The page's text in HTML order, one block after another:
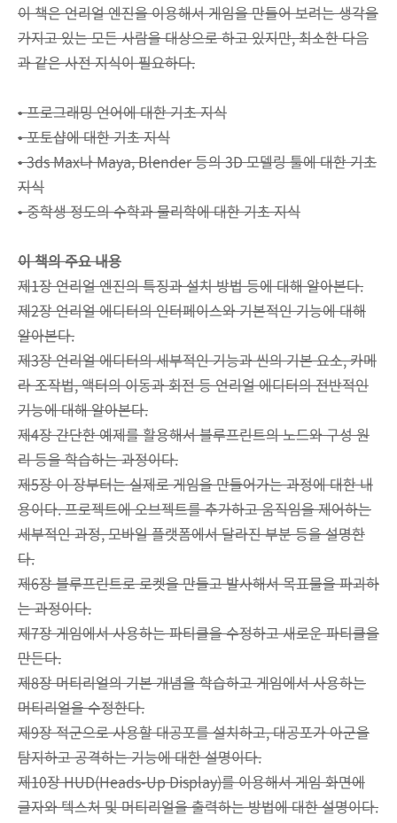
이 책은 언리얼 엔진을 이용해서 게임을 만들어 보려는 생각을
가지고 있는 모든 사람을 대상으로 하고 있지만, 최소한 다음
과 같은 사전 지식이 필요하다.
• 프로그래밍 언어에 대한 기초 지식
• 포토샵에 대한 기초 지식
• 3ds Max나 Maya, Blender 등의 3D 모델링 툴에 대한 기초
지식
• 중학생 정도의 수학과 물리학에 대한 기초 지식
이 책의 주요 내용
제1장 언리얼 엔진의 특징과 설치 방법 등에 대해 알아본다.
제2장 언리얼 에디터의 인터페이스와 기본적인 기능에 대해
알아본다.
제3장 언리얼 에디터의 세부적인 기능과 씬의 기본 요소, 카메
라 조작법, 액터의 이동과 회전 등 언리얼 에디터의 전반적인
기능에 대해 알아본다.
제4장 간단한 예제를 활용해서 블루프린트의 노드와 구성 원
리 등을 학습하는 과정이다.
제5장 이 장부터는 실제로 게임을 만들어가는 과정에 대한 내
용이다. 프로젝트에 오브젝트를 추가하고 움직임을 제어하는
세부적인 과정, 모바일 플랫폼에서 달라진 부분 등을 설명한
다.
제6장 블루프린트로 로켓을 만들고 발사해서 목표물을 파괴하
는 과정이다.
제7장 게임에서 사용하는 파티클을 수정하고 새로운 파티클을
만든다.
제8장 머티리얼의 기본 개념을 학습하고 게임에서 사용하는
머티리얼을 수정한다.
제9장 적군으로 사용할 대공포를 설치하고, 대공포가 아군을
탐지하고 공격하는 기능에 대한 설명이다.
제10장 HUD(Heads-Up Display)를 이용해서 게임 화면에
글자와 텍스처 및 머티리얼을 출력하는 방법에 대한 설명이다.